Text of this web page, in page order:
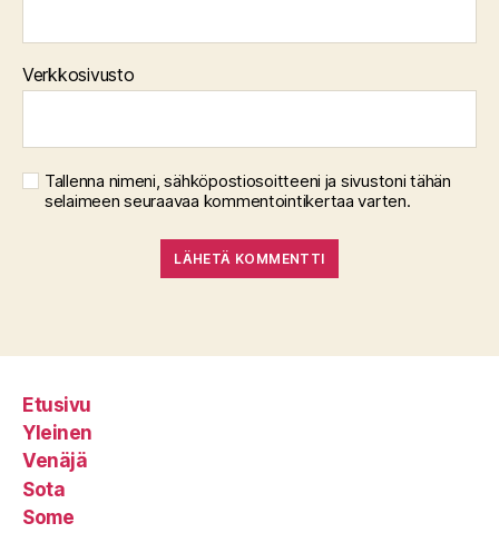
Verkkosivusto
Tallenna nimeni, sähköpostiosoitteeni ja sivustoni tähän
selaimeen seuraavaa kommentointikertaa varten.
Etusivu
Yleinen
Venäjä
Sota
Some